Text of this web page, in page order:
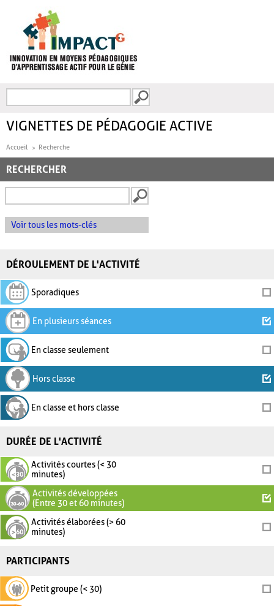
FORMULAIRE DE
VIGNETTES DE PÉDAGOGIE ACTIVE
Accueil Recherche
RECHERCHER
Voir tous les mots-clés
DÉROULEMENT DE L'ACTIVITÉ
Sporadiques
En plusieurs séances
En classe seulement
Hors classe
En classe et hors classe
DURÉE DE L'ACTIVITÉ
Activités courtes (< 30
minutes)
Activités développées
(Entre 30 et 60 minutes)
Activités élaborées (> 60
minutes)
PARTICIPANTS
Petit groupe (< 30)